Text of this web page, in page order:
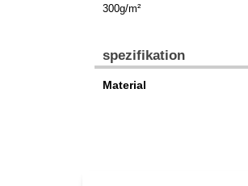
300g/m²
spezifikation
Material